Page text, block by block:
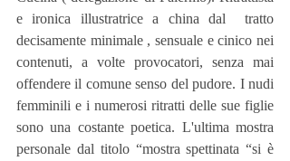
e ironica illustratrice a china dal  tratto
decisamente minimale , sensuale e cinico nei
contenuti, a volte provocatori, senza mai
offendere il comune senso del pudore. I nudi
femminili e i numerosi ritratti delle sue figlie
sono una costante poetica. L'ultima mostra
personale dal titolo “mostra spettinata “si è